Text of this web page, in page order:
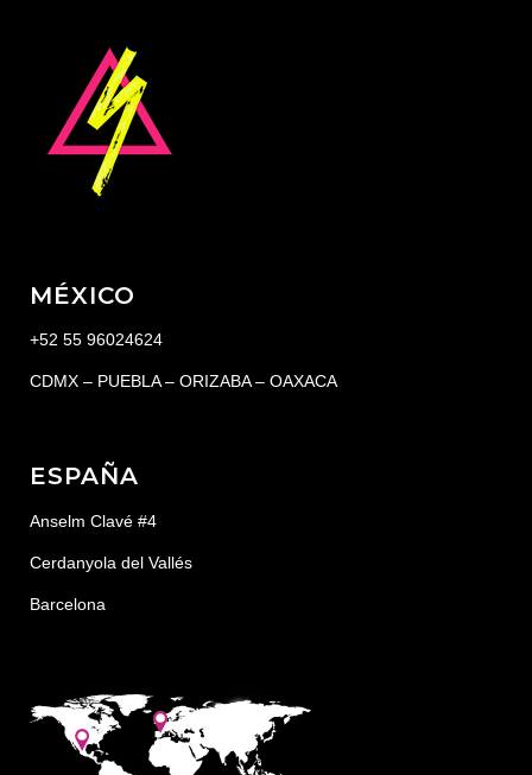
MÉXICO
+52 55 96024624
CDMX – PUEBLA – ORIZABA – OAXACA
ESPAÑA
Anselm Clavé #4
Cerdanyola del Vallés
Barcelona